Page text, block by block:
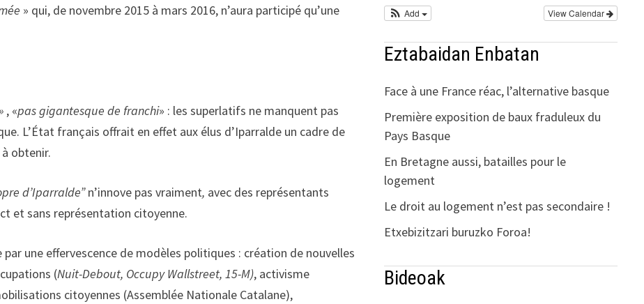
» qui, de novembre 2015 à mars 2016, n’aura participé qu’une
, «pas gigantesque de franchi» : les superlatifs ne manquent pas
L’État français offrait en effet aux élus d’Iparralde un cadre de
obtenir.
d’Iparralde”n’innove pas vraiment, avec des représentants
et sans représentation citoyenne.
une effervescence de modèles politiques : création de nouvelles
(Nuit-Debout, Occupy Wallstreet, 15-M), activisme
citoyennes (Assemblée Nationale Catalane),
View Calendar
Add
Eztabaidan Enbatan
Face à une France réac, l’alternative basque
Première exposition de baux fraduleux du
Pays Basque
En Bretagne aussi, batailles pour le
logement
Le droit au logement n’est pas secondaire !
Etxebizitzari buruzko Foroa!
Bideoak